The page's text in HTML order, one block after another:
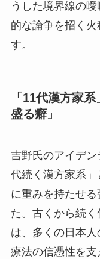
うした境界線の
的な論争を招く
す。
「11代漢方家
盛る癖」
吉野氏のアイデ
代続く漢方家系
に重みを持たせ
た。古くから続
は、多くの日本
療法の信憑性を支